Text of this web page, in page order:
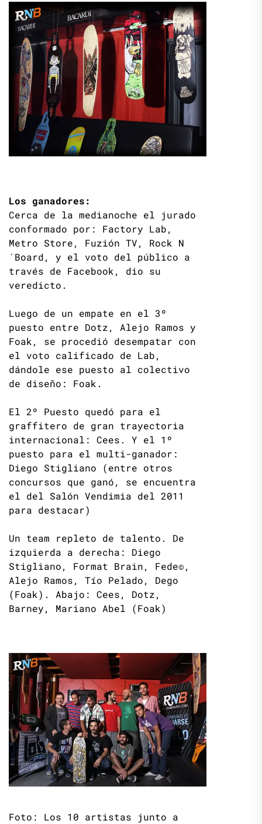
Los ganadores:
Cerca de la medianoche el jurado
conformado por: Factory Lab,
Metro Store, Fuzión TV, Rock N
´Board, y el voto del público a
través de Facebook, dio su
veredicto.
Luego de un empate en el 3º
puesto entre Dotz, Alejo Ramos y
Foak, se procedió desempatar con
el voto calificado de Lab,
dándole ese puesto al colectivo
de diseño: Foak.
El 2º Puesto quedó para el
graffitero de gran trayectoria
internacional: Cees. Y el 1º
puesto para el multi-ganador:
Diego Stigliano (entre otros
concursos que ganó, se encuentra
el del Salón Vendimia del 2011
para destacar)
Un team repleto de talento. De
izquierda a derecha: Diego
Stigliano, Format Brain, Fede©,
Alejo Ramos, Tío Pelado, Dego
(Foak). Abajo: Cees, Dotz,
Barney, Mariano Abel (Foak)
Foto: Los 10 artistas junto a